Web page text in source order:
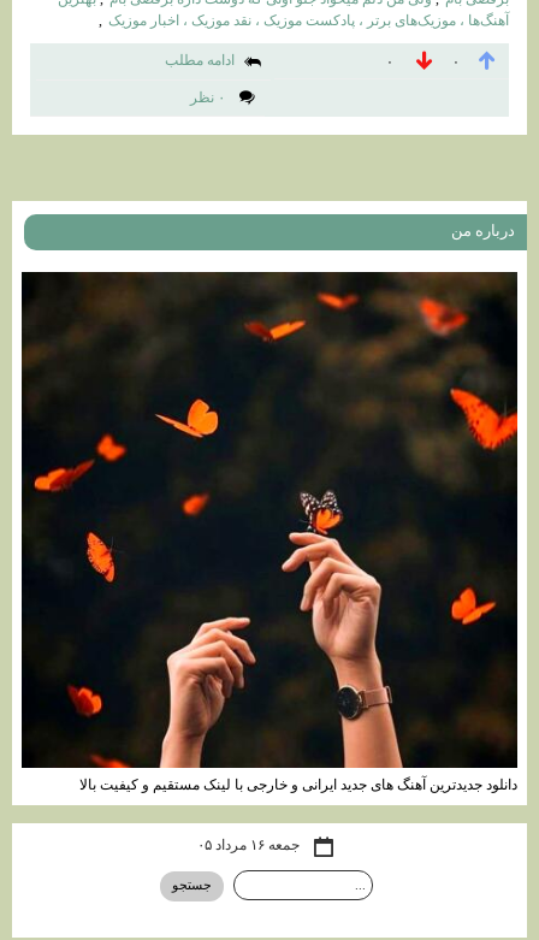
آهنگ‌ها ، موزیک‌های برتر ، پادکست موزیک ، نقد موزیک ، اخبار موزیک
۰ ۰ ادامه مطلب
۰ نظر
درباره من
دانلود جدیدترین آهنگ های جدید ایرانی و خارجی با لینک مستقیم و کیفیت بالا
جمعه ۱۶ مرداد ۰۵